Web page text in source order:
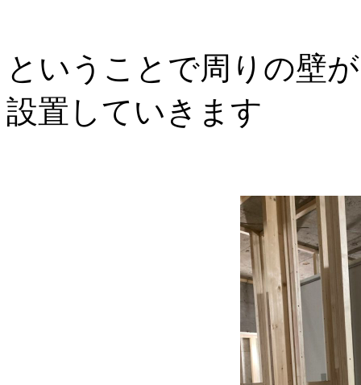
ということで周りの壁
設置していきます